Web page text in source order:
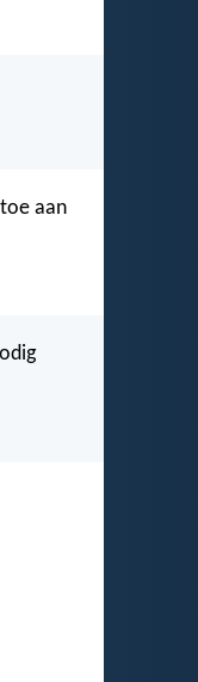
aan